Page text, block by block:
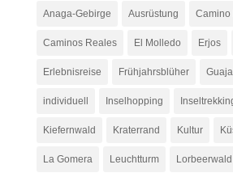
Anaga-Gebirge Ausrüstung Camino
Caminos Reales El Molledo Erjos
Erlebnisreise Frühjahrsblüher
individuell Inselhopping
Kiefernwald Kraterrand Kultur
La Gomera Leuchtturm Lorbeerwald